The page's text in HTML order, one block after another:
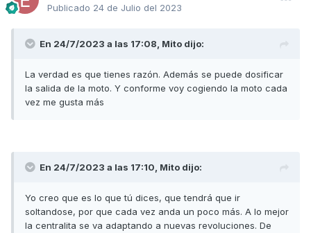
Publicado 24 de Julio del 2023
En 24/7/2023 a las 17:08, Mito dijo:
La verdad es que tienes razón. Además se puede dosificar
la salida de la moto. Y conforme voy cogiendo la moto cada
vez me gusta más
En 24/7/2023 a las 17:10, Mito dijo:
Yo creo que es lo que tú dices, que tendrá que ir
soltandose, por que cada vez anda un poco más. A lo mejor
la centralita se va adaptando a nuevas revoluciones. De